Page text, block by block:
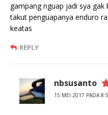
gampang nguap jadi sya
takut penguapanya enduro
keatas
REPLY
nbsusanto
15 MEI 2017 PADA